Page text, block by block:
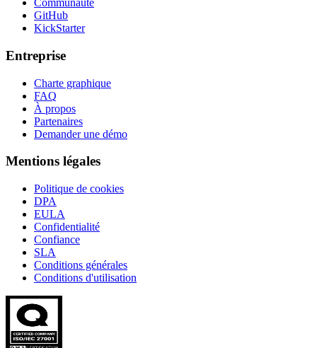
Communauté
GitHub
KickStarter
Entreprise
Charte graphique
FAQ
À propos
Partenaires
Demander une démo
Mentions légales
Politique de cookies
DPA
EULA
Confidentialité
Confiance
SLA
Conditions générales
Conditions d'utilisation